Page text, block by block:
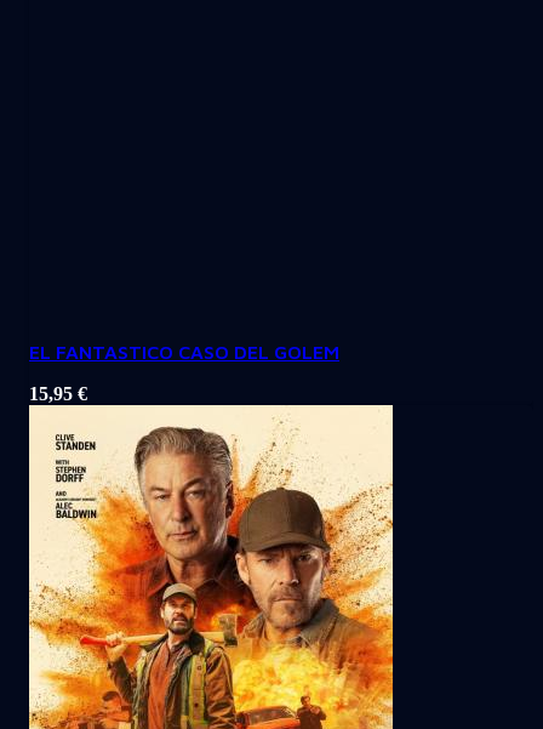
EL FANTASTICO CASO DEL GOLEM
15,95 €